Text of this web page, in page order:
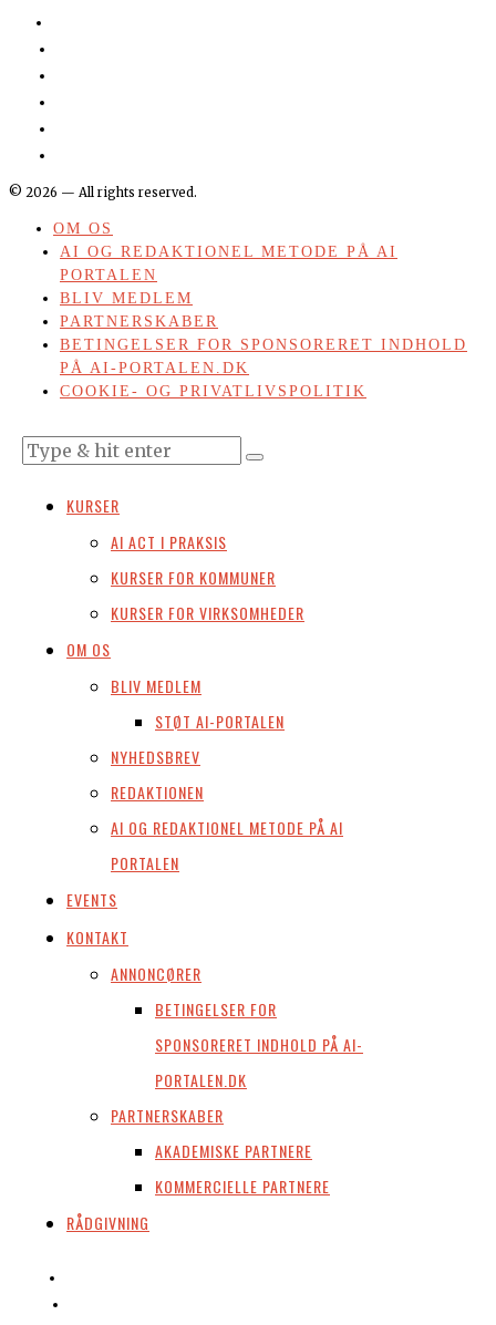
© 2026 — All rights reserved.
OM OS
AI OG REDAKTIONEL METODE PÅ AI
PORTALEN
BLIV MEDLEM
PARTNERSKABER
BETINGELSER FOR SPONSORERET INDHOLD
PÅ AI-PORTALEN.DK
COOKIE- OG PRIVATLIVSPOLITIK
KURSER
AI ACT I PRAKSIS
KURSER FOR KOMMUNER
KURSER FOR VIRKSOMHEDER
OM OS
BLIV MEDLEM
STØT AI-PORTALEN
NYHEDSBREV
REDAKTIONEN
AI OG REDAKTIONEL METODE PÅ AI
PORTALEN
EVENTS
KONTAKT
ANNONCØRER
BETINGELSER FOR
SPONSORERET INDHOLD PÅ AI-
PORTALEN.DK
PARTNERSKABER
AKADEMISKE PARTNERE
KOMMERCIELLE PARTNERE
RÅDGIVNING